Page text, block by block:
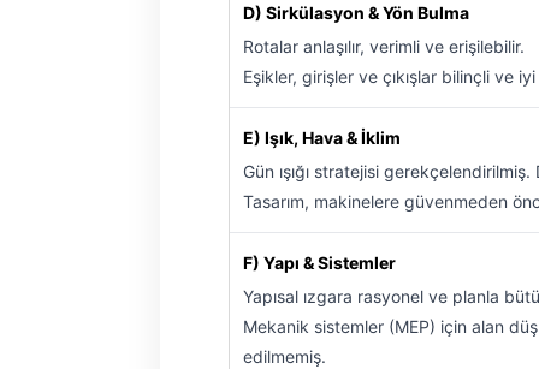
D) Sirkülasyon & Yön Bulma
Rotalar anlaşılır, verimli ve erişilebilir.
Eşikler, girişler ve çıkışlar bilinçli ve iyi
E) Işık, Hava & İklim
Gün ışığı stratejisi
Tasarım, makinelere güvenmeden
F) Yapı & Sistemler
Yapısal ızgara rasyonel ve planla
Mekanik sistemler (MEP) için alan
edilmemiş.